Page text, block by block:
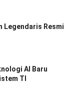
Legendaris Resmi
AI Baru
TI